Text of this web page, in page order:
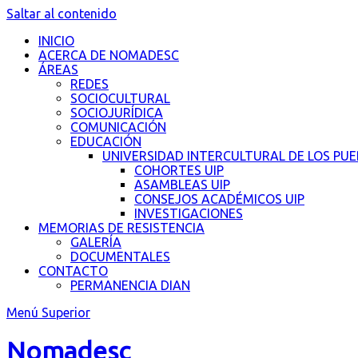
Saltar al contenido
INICIO
ACERCA DE NOMADESC
ÁREAS
REDES
SOCIOCULTURAL
SOCIOJURÍDICA
COMUNICACIÓN
EDUCACIÓN
UNIVERSIDAD INTERCULTURAL DE LOS
COHORTES UIP
ASAMBLEAS UIP
CONSEJOS ACADÉMICOS UIP
INVESTIGACIONES
MEMORIAS DE RESISTENCIA
GALERÍA
DOCUMENTALES
CONTACTO
PERMANENCIA DIAN
Menú Superior
Nomadesc